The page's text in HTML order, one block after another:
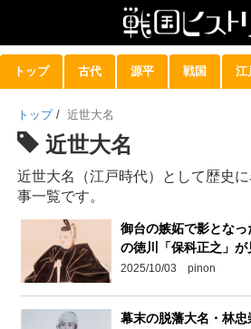
トップ 古代 源平 戦国 江
トップ / 近世大名
近世大名
近世大名（江戸時代）として歴史
事一覧です。
御台の嫉妬で影とな
の徳川「保科正之」
2025/10/03 pinon
幕末の脱藩大名・林